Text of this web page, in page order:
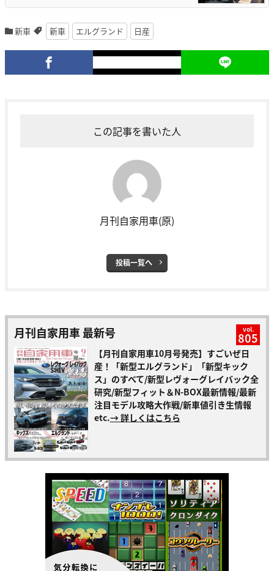
新車 新車 エルグランド 日産
この記事を書いた人
月刊自家用車(原)
投稿一覧へ
月刊自家用車 最新号 vol.
805
【月刊自家用車10月号発売】すごいぜ日
産！「新型エルグランド」「新型キック
ス」のすべて/新型レヴォーグレイバック全
研究/新型フィット＆N-BOX最新情報/最新
注目モデル攻略大作戦/新車値引き生情報
etc.→ 詳しくはこちら